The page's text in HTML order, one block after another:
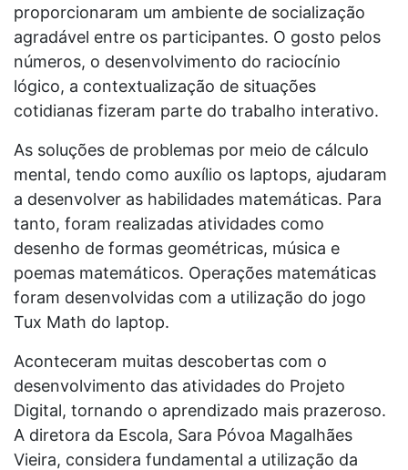
proporcionaram um ambiente de socialização
agradável entre os participantes. O gosto pelos
números, o desenvolvimento do raciocínio
lógico, a contextualização de situações
cotidianas fizeram parte do trabalho interativo.
As soluções de problemas por meio de cálculo
mental, tendo como auxílio os laptops, ajudaram
a desenvolver as habilidades matemáticas. Para
tanto, foram realizadas atividades como
desenho de formas geométricas, música e
poemas matemáticos. Operações matemáticas
foram desenvolvidas com a utilização do jogo
Tux Math do laptop.
Aconteceram muitas descobertas com o
desenvolvimento das atividades do Projeto
Digital, tornando o aprendizado mais prazeroso.
A diretora da Escola, Sara Póvoa Magalhães
Vieira, considera fundamental a utilização da